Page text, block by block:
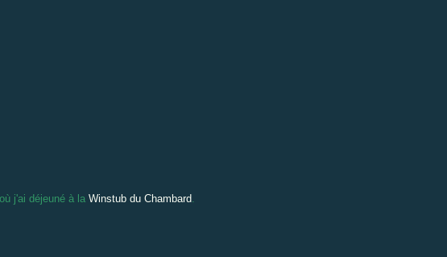
j'ai déjeuné à la Winstub du Chambard